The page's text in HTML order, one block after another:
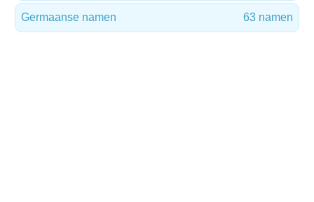
Germaanse namen 63 namen